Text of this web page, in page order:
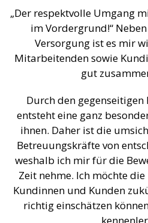
„Der respektvolle Umgang
im Vordergrund!“ Neben
Versorgung ist es mir
Mitarbeitenden sowie
gut
Durch den gegenseitigen
entsteht eine ganz
ihnen. Daher ist die
Betreuungskräfte von
weshalb ich mir für die
Zeit nehme. Ich möchte die
Kundinnen und Kunden
richtig einschätzen